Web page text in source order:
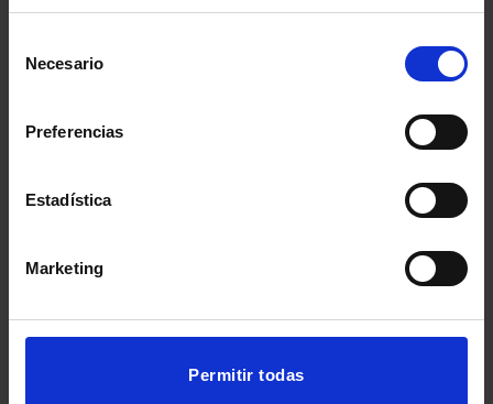
Necesario
Preferencias
Estadística
Marketing
Permitir todas
Manager: la evolución profesional de
El Máster UX/UI evoluciona para impulsar
De Amazon a la estrategia SEM y Social:
Máster en Marketing Digital
Social Commerce: qué es, cómo
en redes sociales